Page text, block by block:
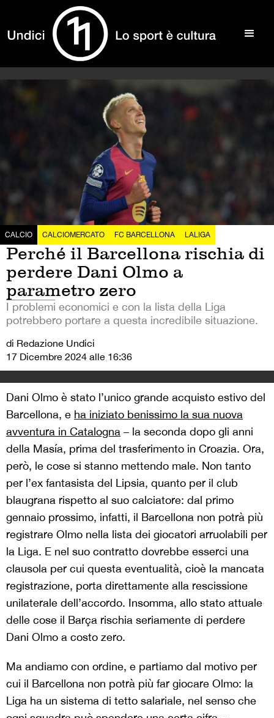
CALCIO CALCIOMERCATO FC BARCELLONA LALIGA
Perché il Barcellona rischia di
perdere Dani Olmo a
parametro zero
I problemi economici e con la lista della Liga
potrebbero portare a questa incredibile situazione.
di Redazione Undici
17 Dicembre 2024 alle 16:36
Dani Olmo è stato l’unico grande acquisto estivo del
Barcellona, e ha iniziato benissimo la sua nuova
avventura in Catalogna – la seconda dopo gli anni
della Masía, prima del trasferimento in Croazia. Ora,
però, le cose si stanno mettendo male. Non tanto
per l’ex fantasista del Lipsia, quanto per il club
blaugrana rispetto al suo calciatore: dal primo
gennaio prossimo, infatti, il Barcellona non potrà più
registrare Olmo nella lista dei giocatori arruolabili per
la Liga. E nel suo contratto dovrebbe esserci una
clausola per cui questa eventualità, cioè la mancata
registrazione, porta direttamente alla rescissione
unilaterale dell’accordo. Insomma, allo stato attuale
delle cose il Barça rischia seriamente di perdere
Dani Olmo a costo zero.
Ma andiamo con ordine, e partiamo dal motivo per
cui il Barcellona non potrà più far giocare Olmo: la
Liga ha un sistema di tetto salariale, nel senso che